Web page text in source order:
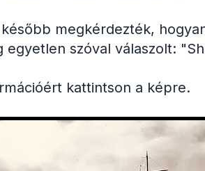
megkérdezték,
egyetlen szóval válaszolt:
kattintson a képre.